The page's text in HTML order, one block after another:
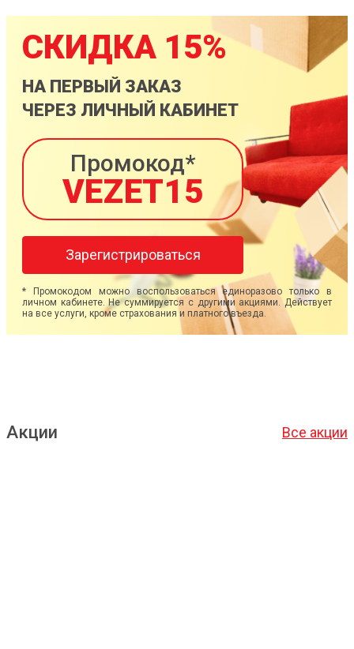
СКИДКА 15%
НА ПЕРВЫЙ ЗАКАЗ
ЧЕРЕЗ ЛИЧНЫЙ КАБИНЕТ
Промокод*
VEZET15
Зарегистрироваться
* Промокодом можно воспользоваться единоразово только в
личном кабинете. Не суммируется с другими акциями. Действует
на все услуги, кроме страхования и платного въезда.
Акции Все акции